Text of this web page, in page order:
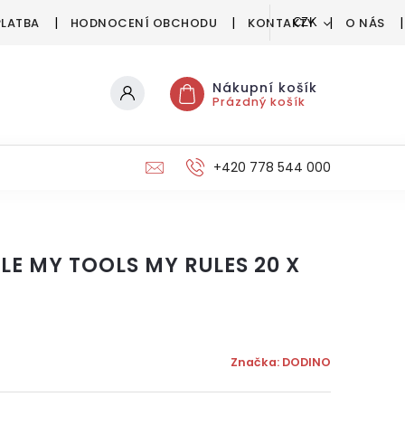
HODNOCENÍ OBCHODU KONTAKTY O NÁS
CZK
Nákupní košík
Prázdný košík
+420 778 544 000
MY TOOLS MY RULES 20 X
Značka: DODINO